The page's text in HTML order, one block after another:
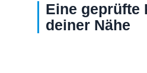
Eine geprüfte
deiner Nähe